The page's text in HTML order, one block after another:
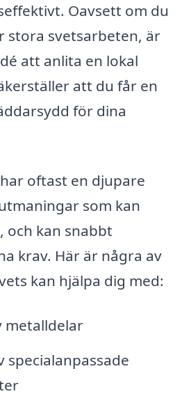
Oavsett om du
stora svetsarbeten, är
att anlita en lokal
att du får en
för dina
oftast en djupare
som kan
och kan snabbt
krav. Här är några av
kan hjälpa dig med:
metalldelar
specialanpassade